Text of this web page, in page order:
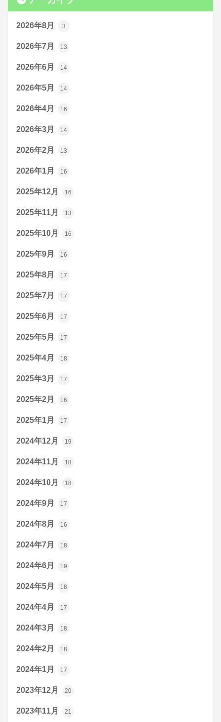
2026年8月 3
2026年7月 13
2026年6月 14
2026年5月 14
2026年4月 16
2026年3月 14
2026年2月 13
2026年1月 16
2025年12月 16
2025年11月 13
2025年10月 16
2025年9月 16
2025年8月 17
2025年7月 17
2025年6月 17
2025年5月 17
2025年4月 18
2025年3月 17
2025年2月 16
2025年1月 17
2024年12月 19
2024年11月 18
2024年10月 18
2024年9月 17
2024年8月 16
2024年7月 18
2024年6月 19
2024年5月 18
2024年4月 17
2024年3月 18
2024年2月 18
2024年1月 17
2023年12月 20
2023年11月 21